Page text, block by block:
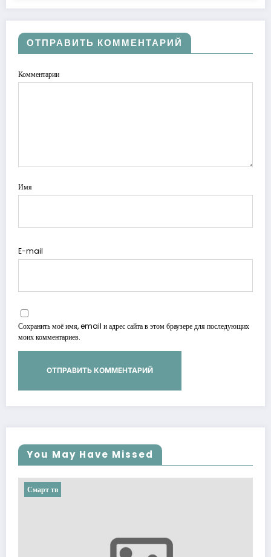
ОТПРАВИТЬ КОММЕНТАРИЙ
Комментарии
Имя
E-mail
Сохранить моё имя, email и адрес сайта в этом браузере для последующих
моих комментариев.
You May Have Missed
Смарт тв